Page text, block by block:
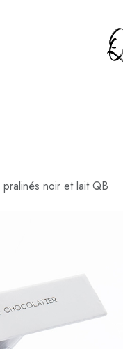
noir et lait QB